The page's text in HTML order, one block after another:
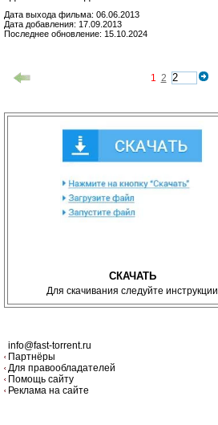
Дата выхода фильма: 06.06.2013
Дата добавления: 17.09.2013
Последнее обновление: 15.10.2024
1 2
СКАЧАТЬ
Для скачивания следуйте инструкции
info@fast-torrent.ru
Партнёры
Для правообладателей
Помощь сайту
Реклама на сайте